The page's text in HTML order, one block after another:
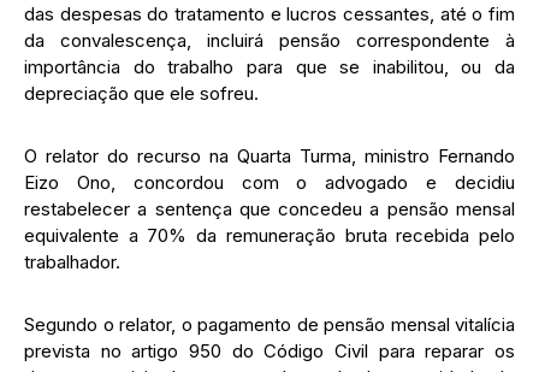
das despesas do tratamento e lucros cessantes, até o fim
da convalescença, incluirá pensão correspondente à
importância do trabalho para que se inabilitou, ou da
depreciação que ele sofreu.
O relator do recurso na Quarta Turma, ministro Fernando
Eizo Ono, concordou com o advogado e decidiu
restabelecer a sentença que concedeu a pensão mensal
equivalente a 70% da remuneração bruta recebida pelo
trabalhador.
Segundo o relator, o pagamento de pensão mensal vitalícia
prevista no artigo 950 do Código Civil para reparar os